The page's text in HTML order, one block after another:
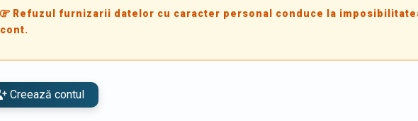
Refuzul furnizarii datelor cu caracter personal conduce la
cont.
Creează contul